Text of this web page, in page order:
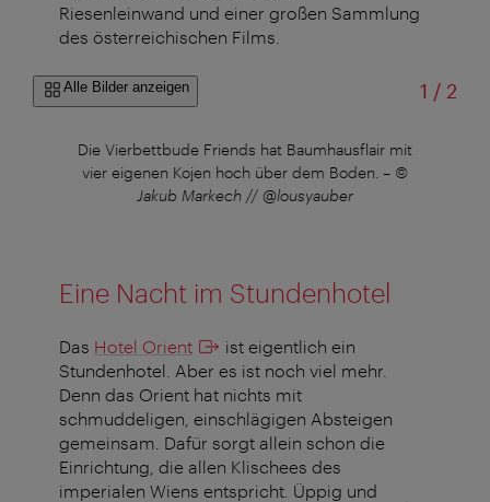
Riesenleinwand und einer großen Sammlung
des österreichischen Films.
Alle Bilder anzeigen 1 /von
2
Die Vierbettbude Friends hat Baumhausflair mit
vier eigenen Kojen hoch über dem Boden. – ©
Jakub Markech // @lousyauber
Eine Nacht im Stundenhotel
Das Hotel Orient
ist eigentlich ein
Stundenhotel. Aber es ist noch viel mehr.
Denn das Orient hat nichts mit
schmuddeligen, einschlägigen Absteigen
gemeinsam. Dafür sorgt allein schon die
Einrichtung, die allen Klischees des
imperialen Wiens entspricht. Üppig und